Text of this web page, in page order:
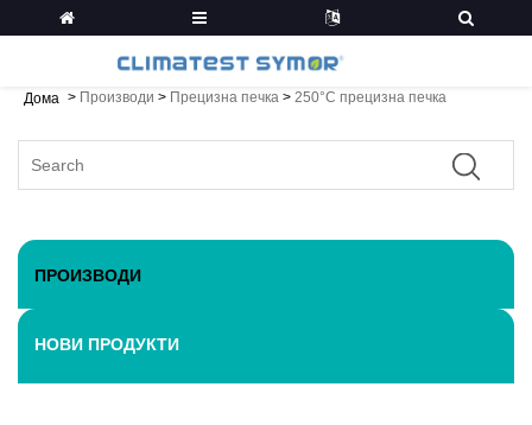
Дома > Производи > Прецизна печка > 250°C прецизна печка
ПРОИЗВОДИ
НОВИ ПРОДУКТИ